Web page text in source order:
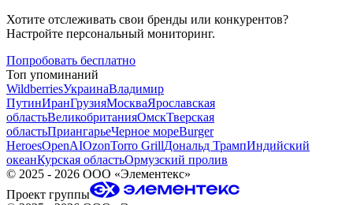
Хотите отслеживать свои бренды или конкурентов?
Настройте персональный мониторинг.
Попробовать бесплатно
Топ упоминаний
WildberriesУкраинаВладимир
ПутинИранГрузияМоскваЯрославская
областьВеликобританияОмскТверская
областьПриангарьеЧерное мореBurger
HeroesOpenAIOzonTorro GrillДональд ТрампИндийский
океанКурская областьОрмузский пролив
© 2025 - 2026 ООО «Элементекс»
Проект группы